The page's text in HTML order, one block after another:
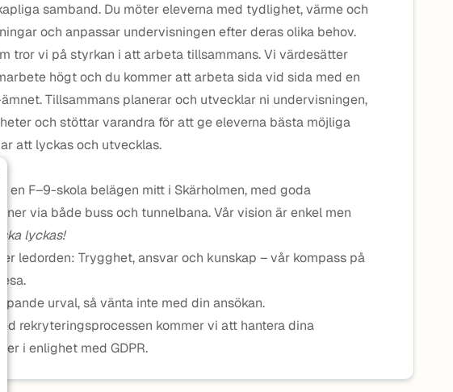
samband. Du möter eleverna med tydlighet, värme och
och anpassar undervisningen efter deras olika behov.
tror vi på styrkan i att arbeta tillsammans. Vi värdesätter
högt och du kommer att arbeta sida vid sida med en
Tillsammans planerar och utvecklar ni undervisningen,
och stöttar varandra för att ge eleverna bästa möjliga
att lyckas och utvecklas.
en F–9-skola belägen mitt i Skärholmen, med goda
via både buss och tunnelbana. Vår vision är enkel men
ska lyckas!
ledorden: Trygghet, ansvar och kunskap – vår kompass på
urval, så vänta inte med din ansökan.
rekryteringsprocessen kommer vi att hantera dina
i enlighet med GDPR.